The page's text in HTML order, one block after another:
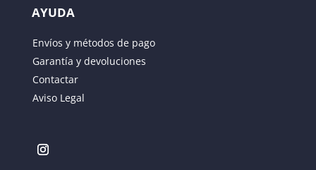
este navegador para la próxima vez que comente.
AYUDA
Envíos y métodos de pago
Garantía y devoluciones
Contactar
Aviso Legal